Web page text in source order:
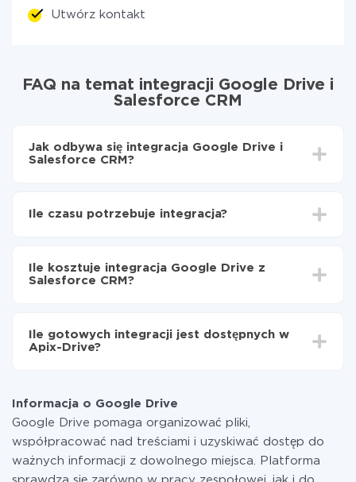
Utwórz kontakt
FAQ na temat integracji Google Drive i
Salesforce CRM
Jak odbywa się integracja Google Drive i
Salesforce CRM?
Salesforce CRM
Google Drive do Salesforce CRM
Ile czasu potrzebuje integracja?
od 5 do 30 minut. Konfiguracja zajmuje średnio 10-15
minut.
Ile kosztuje integracja Google Drive z
Salesforce CRM?
Płacisz tylko za ilość danych, która faktycznie jest
przekazywana z jednego z Twoich systemów do
w razie potrzeby przełączyć się na płatną. Więcej
informacji o taryfach.
Ile gotowych integracji jest dostępnych w
Apix-Drive?
Informacja o Google Drive
Google Drive pomaga organizować pliki,
współpracować nad treściami i uzyskiwać dostęp do
ważnych informacji z dowolnego miejsca. Platforma